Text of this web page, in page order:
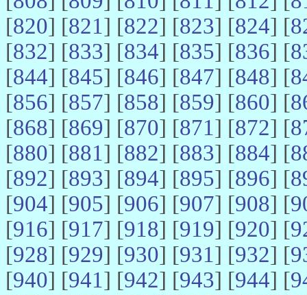
[820] [821] [822] [823] [824] [
[832] [833] [834] [835] [836] [
[844] [845] [846] [847] [848] [
[856] [857] [858] [859] [860] [
[868] [869] [870] [871] [872] [
[880] [881] [882] [883] [884] [
[892] [893] [894] [895] [896] [
[904] [905] [906] [907] [908] [
[916] [917] [918] [919] [920] [
[928] [929] [930] [931] [932] [
[940] [941] [942] [943] [944] [